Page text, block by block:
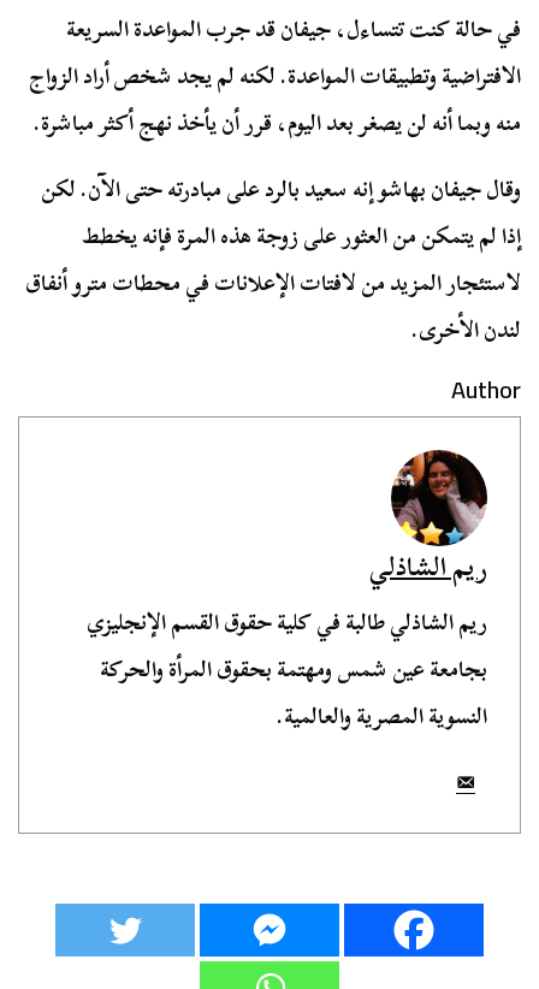
في حالة كنت تتساءل، جيفان قد جرب المواعدة السريعة
الافتراضية وتطبيقات المواعدة. لكنه لم يجد شخص أراد الزواج
منه وبما أنه لن يصغر بعد اليوم، قرر أن يأخذ نهج أكثر مباشرة.
وقال جيفان بهاشو إنه سعيد بالرد على مبادرته حتى الآن. لكن
إذا لم يتمكن من العثور على زوجة هذه المرة فإنه يخطط
لاستئجار المزيد من لافتات الإعلانات في محطات مترو أنفاق
لندن الأخرى.
Author
ريم الشاذلي
ريم الشاذلي طالبة في كلية حقوق القسم الإنجليزي
بجامعة عين شمس ومهتمة بحقوق المرأة والحركة
النسوية المصرية والعالمية.